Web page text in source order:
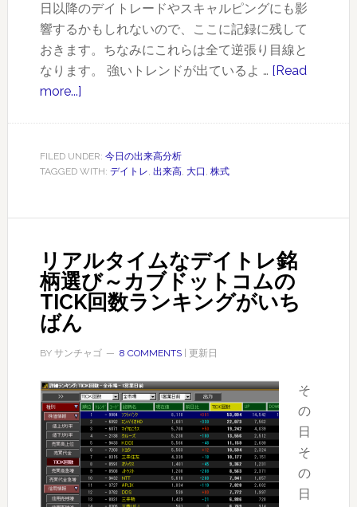
日以降のデイトレードやスキャルピングにも影
響するかもしれないので、ここに記録に残して
おきます。ちなみにこれらは全て逆張り目線と
なります。 強いトレンドが出ているよ … [Read
more...]
の
怪
い
柄
2014/10/6
FILED UNDER: 今日の出来高分析
TAGGED WITH: デイトレ, 出来高, 大口 , 株式
リアルタイムなデイトレ銘
柄選び～カブドットコムの
TICK回数ランキングがいち
ばん
BY サンチャゴ 8 COMMENTS| 更新日
そ
の
日
そ
の
日